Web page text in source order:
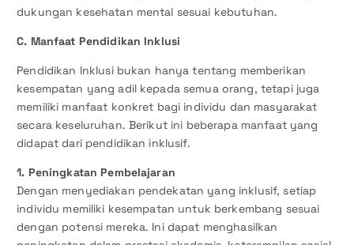
dukungan kesehatan mental sesuai kebutuhan.
C. Manfaat Pendidikan Inklusi
Pendidikan Inklusi bukan hanya tentang memberikan
kesempatan yang adil kepada semua orang, tetapi juga
memiliki manfaat konkret bagi individu dan masyarakat
secara keseluruhan. Berikut ini beberapa manfaat yang
didapat dari pendidikan inklusif.
1. Peningkatan Pembelajaran
Dengan menyediakan pendekatan yang inklusif, setiap
individu memiliki kesempatan untuk berkembang sesuai
dengan potensi mereka. Ini dapat menghasilkan